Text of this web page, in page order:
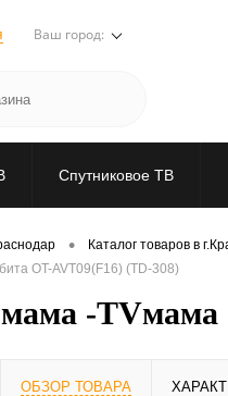
Ваш город:
Спутниковое ТВ
• Каталог товаров в
OT-AVT09(F16) (TD-308)
-TVмама
ОБЗОР ТОВАРА